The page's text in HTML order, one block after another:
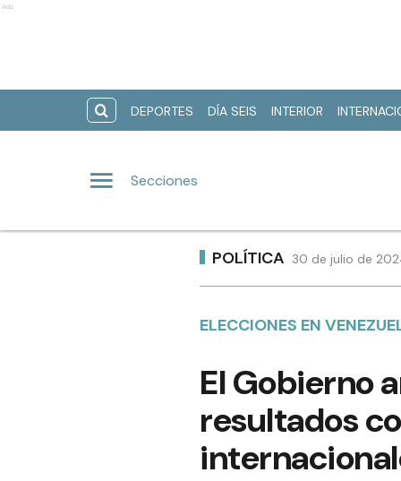
Ads
DEPORTES DÍA SEIS INTERIOR
Secciones
POLÍTICA 30 de julio de
ELECCIONES EN
El Gobierno
resultados